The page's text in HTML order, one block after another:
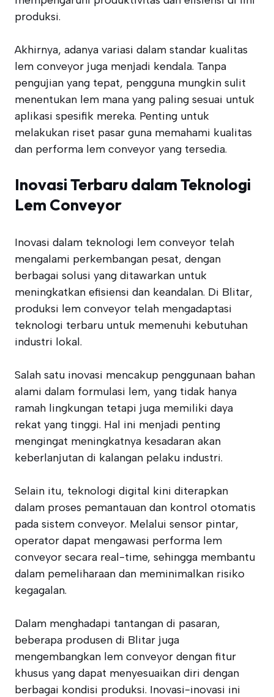
produksi.
Akhirnya, adanya variasi dalam standar kualitas
lem conveyor juga menjadi kendala. Tanpa
pengujian yang tepat, pengguna mungkin sulit
menentukan lem mana yang paling sesuai untuk
aplikasi spesifik mereka. Penting untuk
melakukan riset pasar guna memahami kualitas
dan performa lem conveyor yang tersedia.
Inovasi Terbaru dalam Teknologi
Lem Conveyor
Inovasi dalam teknologi lem conveyor telah
mengalami perkembangan pesat, dengan
berbagai solusi yang ditawarkan untuk
meningkatkan efisiensi dan keandalan. Di Blitar,
produksi lem conveyor telah mengadaptasi
teknologi terbaru untuk memenuhi kebutuhan
industri lokal.
Salah satu inovasi mencakup penggunaan bahan
alami dalam formulasi lem, yang tidak hanya
ramah lingkungan tetapi juga memiliki daya
rekat yang tinggi. Hal ini menjadi penting
mengingat meningkatnya kesadaran akan
keberlanjutan di kalangan pelaku industri.
Selain itu, teknologi digital kini diterapkan
dalam proses pemantauan dan kontrol otomatis
pada sistem conveyor. Melalui sensor pintar,
operator dapat mengawasi performa lem
conveyor secara real-time, sehingga membantu
dalam pemeliharaan dan meminimalkan risiko
kegagalan.
Dalam menghadapi tantangan di pasaran,
beberapa produsen di Blitar juga
mengembangkan lem conveyor dengan fitur
khusus yang dapat menyesuaikan diri dengan
berbagai kondisi produksi. Inovasi-inovasi ini